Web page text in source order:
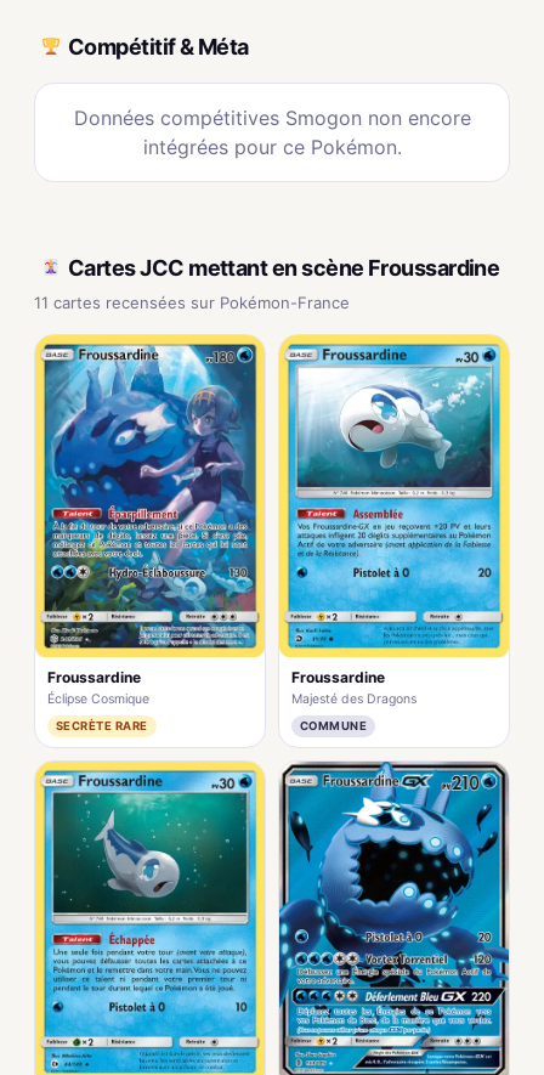
Compétitif & Méta
Données compétitives Smogon non encore
intégrées pour ce Pokémon.
Cartes JCC mettant en scène Froussardine
11 cartes recensées sur Pokémon-France
Froussardine
Éclipse Cosmique
SECRÈTE RARE
Froussardine
Majesté des Dragons
COMMUNE